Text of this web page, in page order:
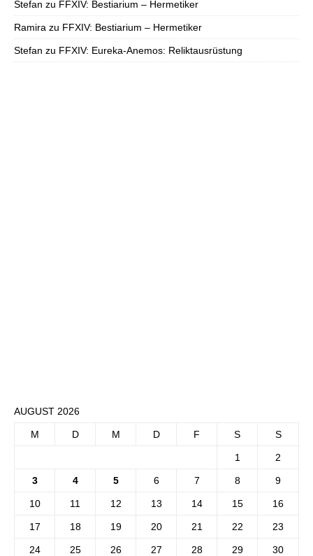
Stefan zu FFXIV: Bestiarium – Hermetiker
Ramira zu FFXIV: Bestiarium – Hermetiker
Stefan zu FFXIV: Eureka-Anemos: Reliktausrüstung
AUGUST 2026
M D M D F S S
1 2
3 4 5 6 7 8 9
10 11 12 13 14 15 16
17 18 19 20 21 22 23
24 25 26 27 28 29 30